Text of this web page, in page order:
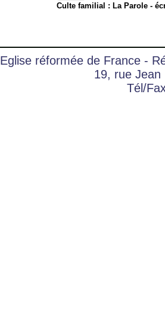
Culte familial : La Parole -
Eglise réformée de France -
19, rue Jean
Tél/